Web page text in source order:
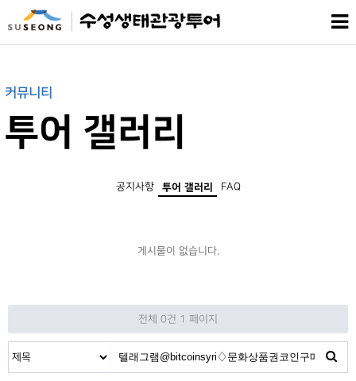
커뮤니티
투어 갤러리
공지사항 투어 갤러리 FAQ
게시물이 없습니다.
전체 0건 1 페이지